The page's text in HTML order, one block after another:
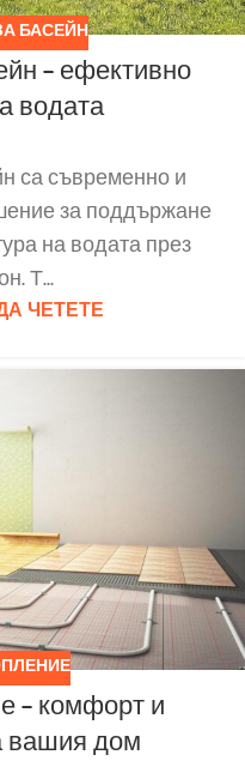
БАСЕЙН
– ефективно
водата
са съвременно и
за поддържане
на водата през
Т...
ЧЕТЕТЕ
– комфорт и
вашия дом